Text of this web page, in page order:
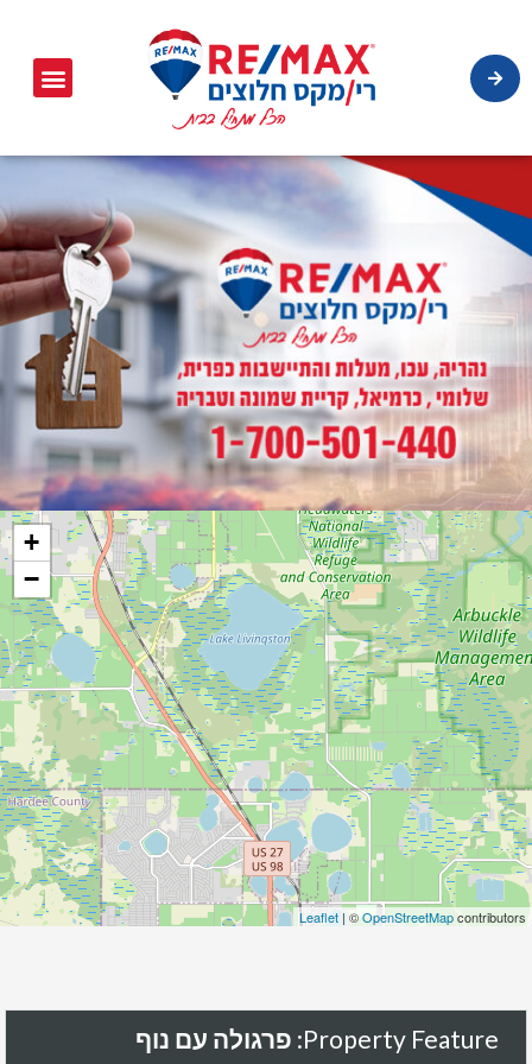
+
−
Leaflet | ©OpenStreetMapcontributors
Property Feature: פרגולה עם נוף